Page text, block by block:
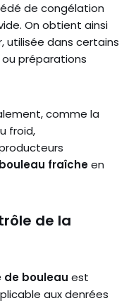
de congélation
On obtient ainsi
utilisée dans certains
ou préparations
comme la
froid,
fraîcheen
de la
de bouleau est
aux denrées